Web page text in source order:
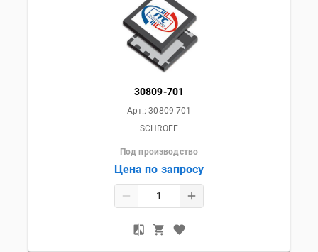
30809-701
Арт.:30809-701
SCHROFF
Под производство
Цена по запросу